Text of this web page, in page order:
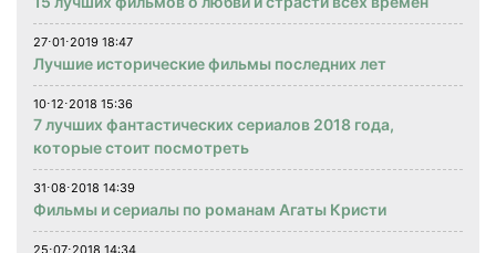
27⋅01⋅2019 18:47
Лучшие исторические фильмы последних лет
10⋅12⋅2018 15:36
7 лучших фантастических сериалов 2018 года,
которые стоит посмотреть
31⋅08⋅2018 14:39
Фильмы и сериалы по романам Агаты Кристи